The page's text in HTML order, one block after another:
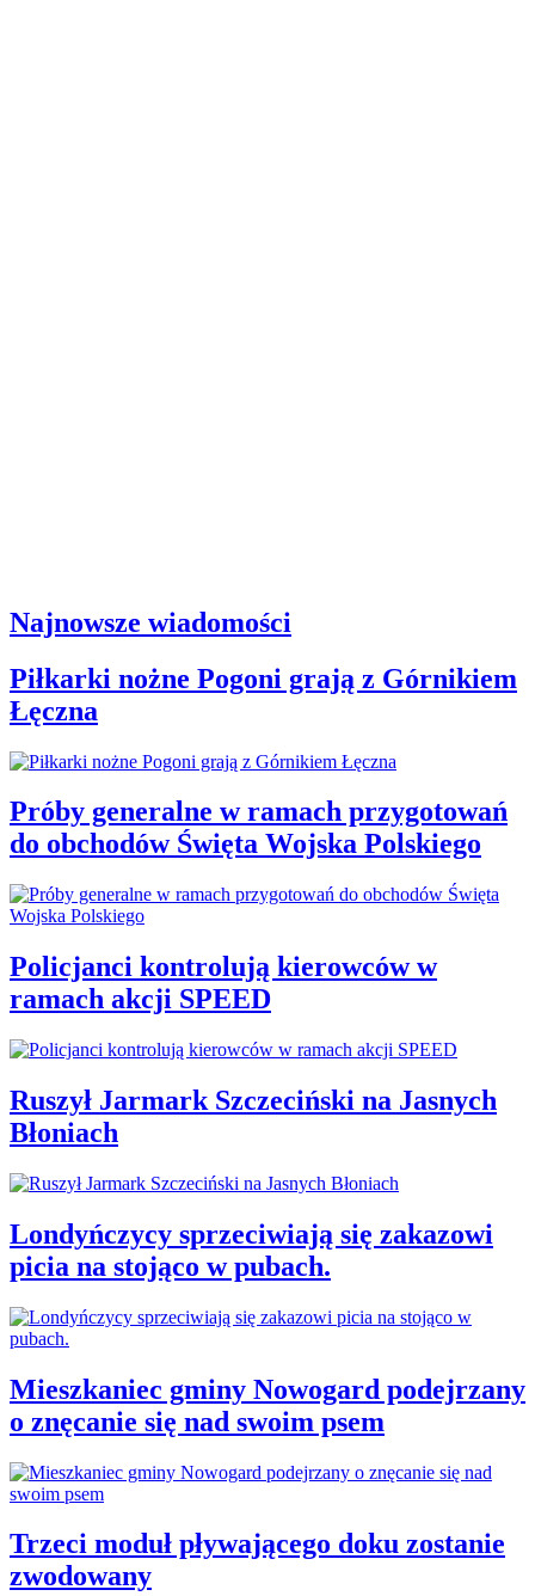
Najnowsze wiadomości
Piłkarki nożne Pogoni grają z Górnikiem
Łęczna
Próby generalne w ramach przygotowań
do obchodów Święta Wojska Polskiego
Policjanci kontrolują kierowców w
ramach akcji SPEED
Ruszył Jarmark Szczeciński na Jasnych
Błoniach
Londyńczycy sprzeciwiają się zakazowi
picia na stojąco w pubach.
Mieszkaniec gminy Nowogard podejrzany
o znęcanie się nad swoim psem
Trzeci moduł pływającego doku zostanie
zwodowany